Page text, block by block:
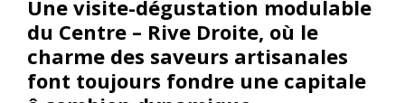
Une visite-dégustation modulable
du Centre – Rive Droite, où le
charme des saveurs artisanales
font toujours fondre une capitale